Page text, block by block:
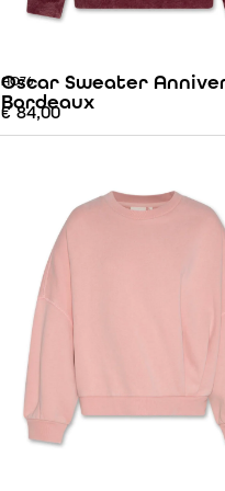
AO76
Oscar Sweater
Bordeaux
€84,00